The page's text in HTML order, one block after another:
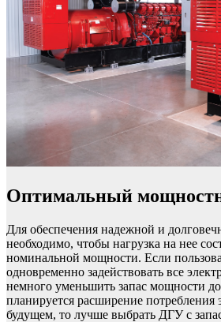
Оптимальный
Для обеспечения надежной и
необходимо, чтобы нагрузка на нее
номинальной мощности. Если
одновременно задействовать все
немного уменьшить запас мощности
планируется расширение потребления
будущем, то лучше выбрать ДГУ с